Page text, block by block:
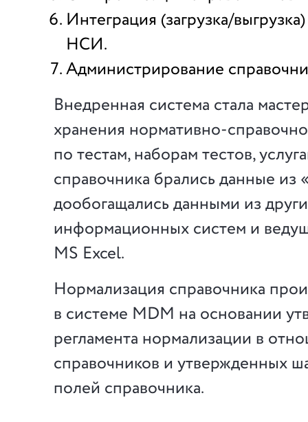
Интеграция (загрузка/
НСИ.
Администрирование
Внедренная система стала
хранения нормативно-
по тестам, наборам тестов,
справочника брались данные из
дообогащались данными из
информационных систем и
MS Excel.
Нормализация справочника
в системе MDM на основании
регламента нормализации в
справочников и утвержденных
полей справочника.